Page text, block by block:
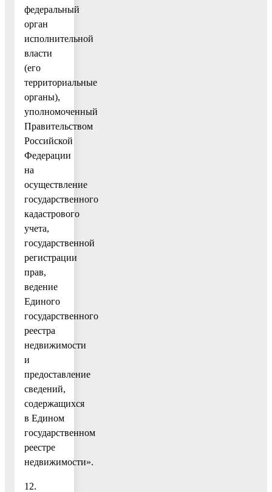
федеральный
орган
исполнительной
власти
(его
территориальные
органы),
уполномоченный
Правительством
Российской
Федерации
на
осуществление
государственного
кадастрового
учета,
государственной
регистрации
прав,
ведение
Единого
государственного
реестра
недвижимости
и
предоставление
сведений,
содержащихся
в Едином
государственном
реестре
недвижимости».
12.